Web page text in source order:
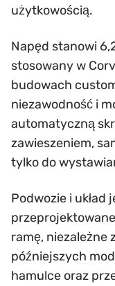
użytkowością.
Napęd stanowi
stosowany w
budowach
niezawodność i
automatyczną
zawieszeniem,
tylko do
Podwozie i układ
ramę, niezależne
późniejszych
hamulce oraz